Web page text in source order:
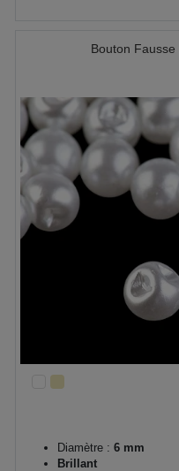
Bouton
Diamètre : 6 mm
Brillant